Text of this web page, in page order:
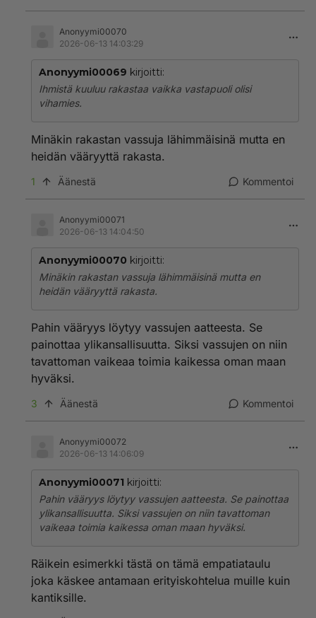
Anonyymi00070
2026-06-13 14:03:29
Anonyymi00069 kirjoitti:
Ihmistä kuuluu rakastaa vaikka vastapuoli olisi
vihamies.
Minäkin rakastan vassuja lähimmäisinä mutta en
heidän vääryyttä rakasta.
1 Äänestä Kommentoi
Anonyymi00071
2026-06-13 14:04:50
Anonyymi00070 kirjoitti:
Minäkin rakastan vassuja lähimmäisinä mutta en
heidän vääryyttä rakasta.
Pahin vääryys löytyy vassujen aatteesta. Se
painottaa ylikansallisuutta. Siksi vassujen on niin
tavattoman vaikeaa toimia kaikessa oman maan
hyväksi.
3 Äänestä Kommentoi
Anonyymi00072
2026-06-13 14:06:09
Anonyymi00071 kirjoitti:
Pahin vääryys löytyy vassujen aatteesta. Se painottaa
ylikansallisuutta. Siksi vassujen on niin tavattoman
vaikeaa toimia kaikessa oman maan hyväksi.
Räikein esimerkki tästä on tämä empatiataulu
joka käskee antamaan erityiskohtelua muille kuin
kantiksille.